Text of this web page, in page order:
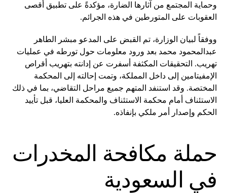
وحماية المجتمع من آثارها الضارة، مؤكدةً على تطبيق أقصى
العقوبات على المتورطين في هذه الجرائم.
ووفقاً لبيان الوزارة، تم القبض على المدعو مبشر الطاهر
عبدالمحمود محمد بعد ورود معلومات حول تورطه في عمليات
تهريب. التحقيقات المكثفة أسفرت عن إدانته بتهريب أقراص
الإمفيتامين إلى داخل المملكة، وتمت إحالته إلى المحكمة
المختصة. وقد استنفد المتهم جميع مراحل التقاضي، بما في ذلك
الاستئناف أمام محكمة الاستئناف والمحكمة العليا، قبل تأييد
الحكم وإصدار أمر ملكي بإنفاذه.
حملة مكافحة المخدرات
في السعودية